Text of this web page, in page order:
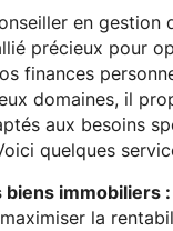
en gestion
précieux pour
finances
domaines, il
aux besoins
quelques
biens immobiliers :
la